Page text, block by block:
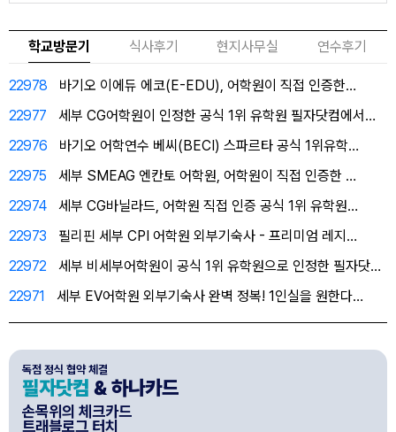
학교방문기 식사후기 현지사무실 연수후기
22978
바기오 이에듀 에코(E-EDU), 어학원이 직접 인증한…
22977
세부 CG어학원이 인정한 공식 1위 유학원 필자닷컴에서…
22976
바기오 어학연수 베씨(BECI) 스파르타 공식 1위유학…
22975
세부 SMEAG 엔칸토 어학원, 어학원이 직접 인증한 …
22974
세부 CG바닐라드, 어학원 직접 인증 공식 1위 유학원…
22973
필리핀 세부 CPI 어학원 외부기숙사 - 프리미엄 레지…
22972
세부 비세부어학원이 공식 1위 유학원으로 인정한 필자닷…
22971
세부 EV어학원 외부기숙사 완벽 정복! 1인실을 원한다…
필자닷컴 & 하나카드
독점 정식 협약 체결
손목위의 체크카드
트래블로그 터치